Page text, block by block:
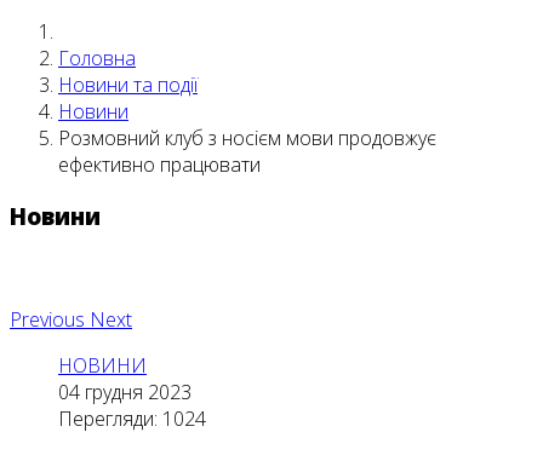
Головна
Новини та події
Новини
Розмовний клуб з носієм мови продовжує
ефективно працювати
Новини
Previous Next
НОВИНИ
04 грудня 2023
Перегляди: 1024